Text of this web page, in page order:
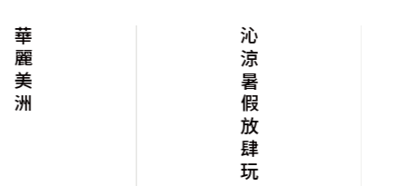
華麗美洲 沁涼暑假放肆玩